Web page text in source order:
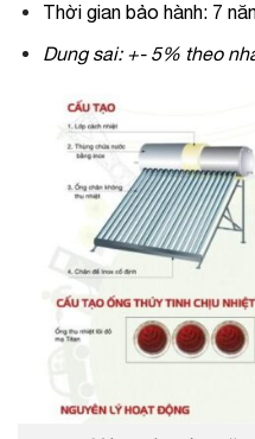
Thời gian bảo hành: 7
Dung sai: +- 5% theo